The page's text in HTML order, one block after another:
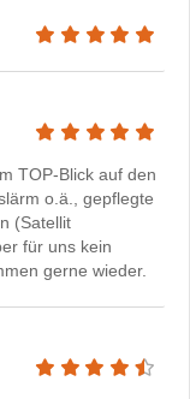
TOP-Blick auf den
o.ä., gepflegte
(Satellit
für uns kein
gerne wieder.